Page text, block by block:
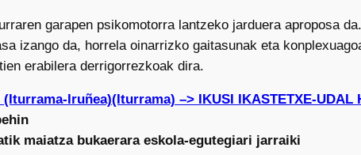
garapen psikomotorra lantzeko jarduera aproposa da.
izango da, horrela oinarrizko gaitasunak eta
erabilera derrigorrezkoak dira.
Iruñea)(Iturrama) –> IKUSI IKASTETXE-UDAL
maiatza bukaerara eskola-egutegiari jarraiki